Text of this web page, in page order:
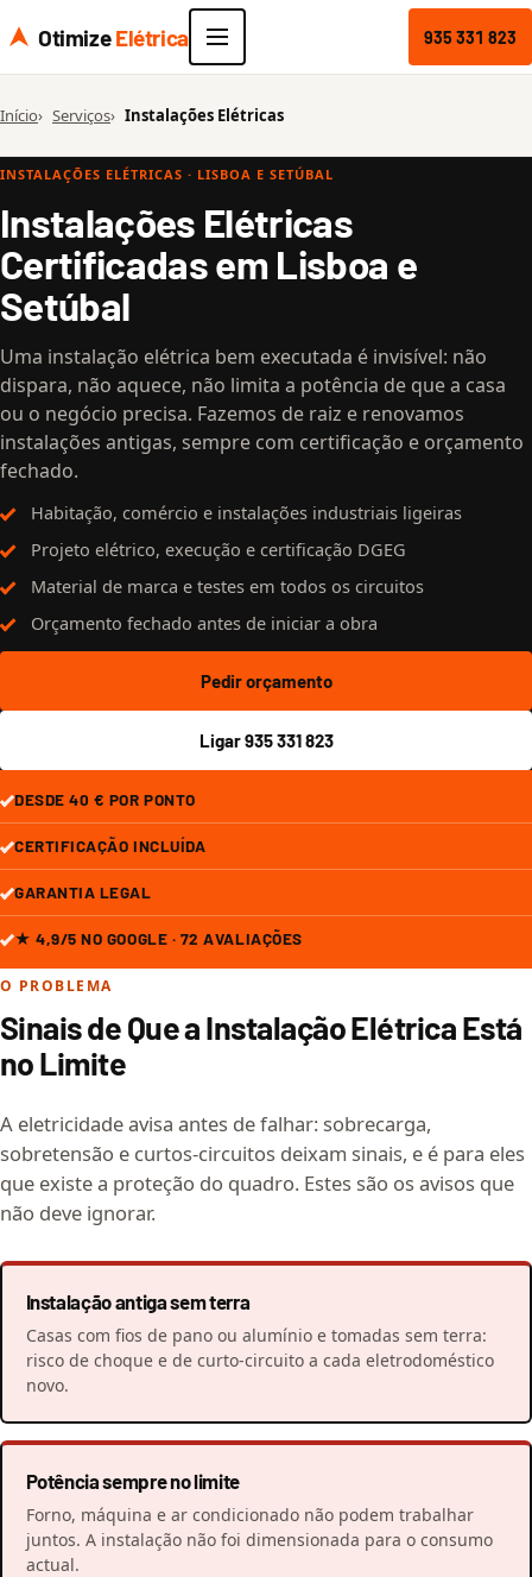
OtimizeElétrica 935 331 823
Início Serviços Instalações Elétricas
INSTALAÇÕES ELÉTRICAS · LISBOA E SETÚBAL
Instalações Elétricas
Certificadas em Lisboa e
Setúbal
Uma instalação elétrica bem executada é invisível: não
dispara, não aquece, não limita a potência de que a casa
ou o negócio precisa. Fazemos de raiz e renovamos
instalações antigas, sempre com certificação e orçamento
fechado.
Habitação, comércio e instalações industriais ligeiras
Projeto elétrico, execução e certificação DGEG
Material de marca e testes em todos os circuitos
Orçamento fechado antes de iniciar a obra
Pedir orçamento
Ligar 935 331 823
DESDE 40 € POR PONTO
CERTIFICAÇÃO INCLUÍDA
GARANTIA LEGAL
★ 4,9/5 NO GOOGLE · 72 AVALIAÇÕES
O PROBLEMA
Sinais de Que a Instalação Elétrica Está
no Limite
A eletricidade avisa antes de falhar: sobrecarga,
sobretensão e curtos-circuitos deixam sinais, e é para eles
que existe a proteção do quadro. Estes são os avisos que
não deve ignorar.
Instalação antiga sem terra
Casas com fios de pano ou alumínio e tomadas sem terra:
risco de choque e de curto-circuito a cada eletrodoméstico
novo.
Potência sempre no limite
Forno, máquina e ar condicionado não podem trabalhar
juntos. A instalação não foi dimensionada para o consumo
actual.